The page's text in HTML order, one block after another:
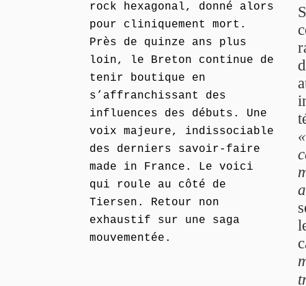
rock hexagonal, donné alors
pour cliniquement mort.
Près de quinze ans plus
loin, le Breton continue de
tenir boutique en
s’affranchissant des
influences des débuts. Une
voix majeure, indissociable
des derniers savoir-faire
made in France. Le voici
qui roule au côté de
Tiersen. Retour non
exhaustif sur une saga
mouvementée.